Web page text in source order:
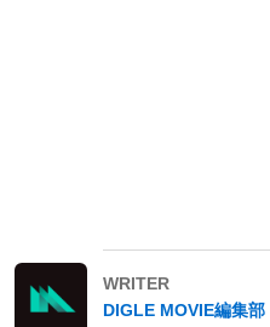
WRITER
DIGLE MOVIE編集部